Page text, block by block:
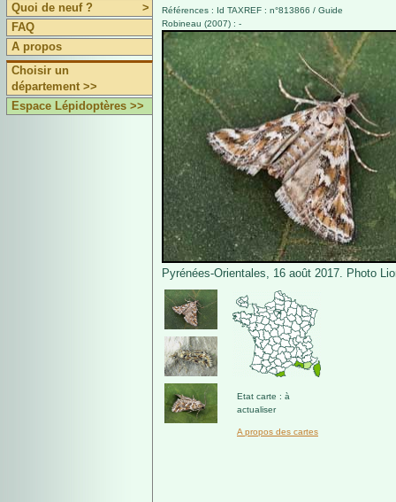
Quoi de neuf ?
>
FAQ
A propos
Choisir un
département >>
Espace Lépidoptères >>
Références : Id TAXREF : n°813866 / Guide
Robineau (2007) : -
Pyrénées-Orientales, 16 août 2017. Photo
Etat carte : à
actualiser
A propos des cartes